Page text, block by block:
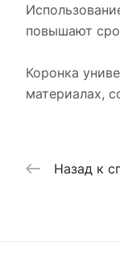
повышают
Коронка
материалах,
Назад к